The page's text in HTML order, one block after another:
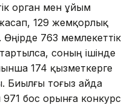
орган мен ұйым
129 жемқорлық
Өңірде 763 мемлекеттік
соның ішінде
174 қызметкерге
Биылғы тоғыз айда
бос орынға конкурс